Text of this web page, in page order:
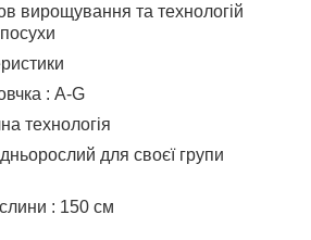
вирощування та технологій
: А-G
технологія
для своєї групи
: 150 см